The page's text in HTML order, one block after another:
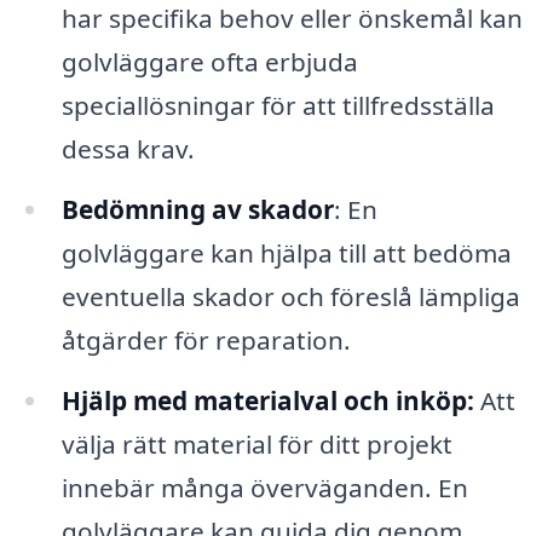
har specifika behov eller önskemål kan
golvläggare ofta erbjuda
speciallösningar för att tillfredsställa
dessa krav.
Bedömning av skador: En
golvläggare kan hjälpa till att bedöma
eventuella skador och föreslå lämpliga
åtgärder för reparation.
Hjälp med materialval och inköp: Att
välja rätt material för ditt projekt
innebär många överväganden. En